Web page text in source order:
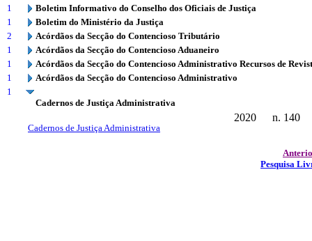
1
Boletim Informativo do Conselho dos Oficiais de Justiça
1
Boletim do Ministério da Justiça
2
Acórdãos da Secção do Contencioso Tributário
1
Acórdãos da Secção do Contencioso Aduaneiro
1
Acórdãos da Secção do Contencioso Administrativo Recursos de
1
Acórdãos da Secção do Contencioso Administrativo
1
Cadernos de Justiça Administrativa
Cadernos de Justiça Administrativa
2020 n. 140
Pesquisa